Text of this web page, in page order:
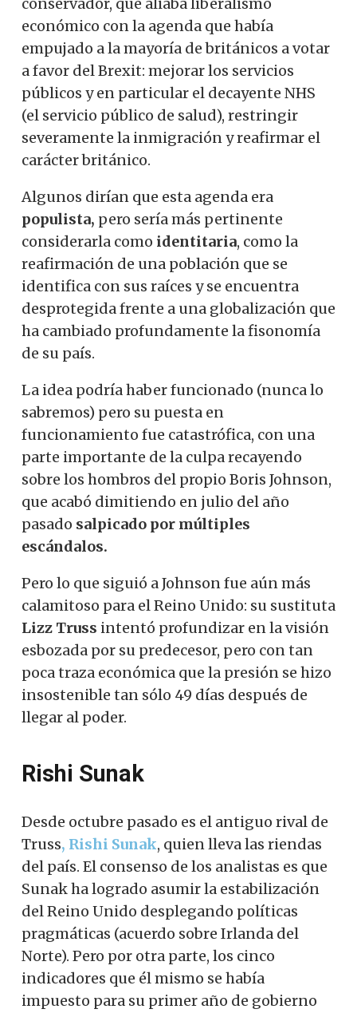
conservador, que aliaba liberalismo
económico con la agenda que había
empujado a la mayoría de británicos a votar
a favor del Brexit: mejorar los servicios
públicos y en particular el decayente NHS
(el servicio público de salud), restringir
severamente la inmigración y reafirmar el
carácter británico.
Algunos dirían que esta agenda era
populista, pero sería más pertinente
considerarla como identitaria, como la
reafirmación de una población que se
identifica con sus raíces y se encuentra
desprotegida frente a una globalización que
ha cambiado profundamente la fisonomía
de su país.
La idea podría haber funcionado (nunca lo
sabremos) pero su puesta en
funcionamiento fue catastrófica, con una
parte importante de la culpa recayendo
sobre los hombros del propio Boris Johnson,
que acabó dimitiendo en julio del año
pasado salpicado por múltiples
escándalos.
Pero lo que siguió a Johnson fue aún más
calamitoso para el Reino Unido: su sustituta
Lizz Truss intentó profundizar en la visión
esbozada por su predecesor, pero con tan
poca traza económica que la presión se hizo
insostenible tan sólo 49 días después de
llegar al poder.
Rishi Sunak
Desde octubre pasado es el antiguo rival de
Truss, Rishi Sunak, quien lleva las riendas
del país. El consenso de los analistas es que
Sunak ha logrado asumir la estabilización
del Reino Unido desplegando políticas
pragmáticas (acuerdo sobre Irlanda del
Norte). Pero por otra parte, los cinco
indicadores que él mismo se había
impuesto para su primer año de gobierno